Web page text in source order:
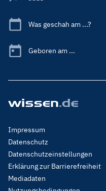
Was geschah am ...?
Geboren am ...
Footer
Menu
Legal
Impressum
Datenschutz
Datenschutzeinstellungen
Erklärung zur Barrierefreiheit
Mediadaten